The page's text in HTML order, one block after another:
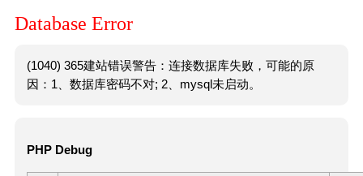
Database Error
(1040) 365建站错误警告：连接数据库失败，可能的原
因：1、数据库密码不对; 2、mysql未启动。
PHP Debug